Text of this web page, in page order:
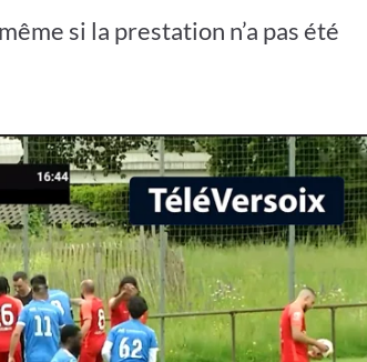
si la prestation n’a pas été